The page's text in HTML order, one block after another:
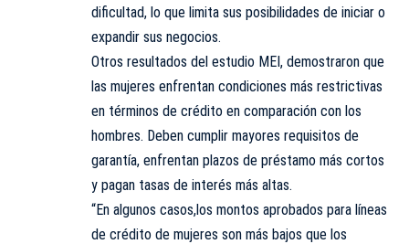
dificultad, lo que limita sus posibilidades de iniciar o
expandir sus negocios.
Otros resultados del estudio MEI, demostraron que
las mujeres enfrentan condiciones más restrictivas
en términos de crédito en comparación con los
hombres. Deben cumplir mayores requisitos de
garantía, enfrentan plazos de préstamo más cortos
y pagan tasas de interés más altas.
“En algunos casos,los montos aprobados para líneas
de crédito de mujeres son más bajos que los